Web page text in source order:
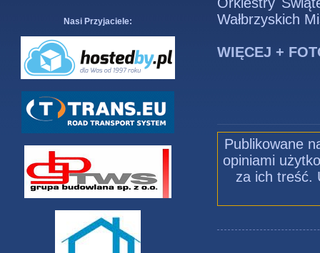
Nasi Przyjaciele:
Wałbrzyskich
WIĘCEJ +
Publikowane
opiniami
za ich treść.